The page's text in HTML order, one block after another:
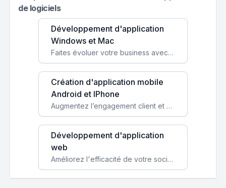
de logiciels
Développement d'application
Windows et Mac
Faites évoluer votre business avec des solutions logicielles personnalisées, parfaitement adaptées à vos besoins spécifiques.
Création d'application mobile
Android et IPhone
Augmentez l’engagement client et simplifiez vos processus avec une application mobile sur mesure, disponible sur iOS et Android.
Développement d'application
web
Améliorez l'efficacité de votre société avec une application web personnalisée accessible partout et tout le temps.